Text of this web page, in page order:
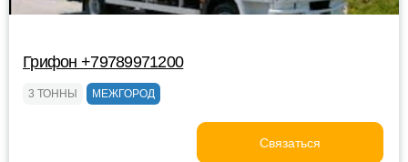
Грифон +79789971200
3 ТОННЫ МЕЖГОРОД
Связаться